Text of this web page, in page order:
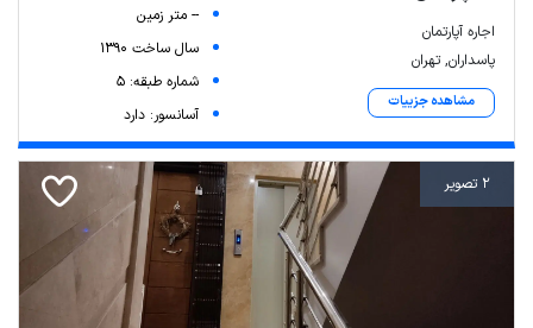
اجاره آپارتمان
پاسداران, تهران
مشاهده جزییات
-- متر زمین
سال ساخت 1390
شماره طبقه: 5
آسانسور: دارد
2 تصویر